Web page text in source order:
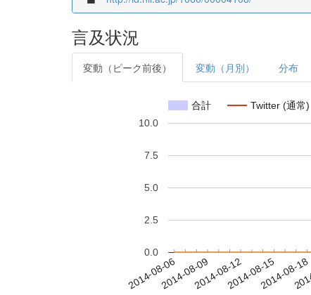
言及状況
変動（ピーク前後） 変動（月別） 分布
合計 Twitter (通常)
2014-08-062014-08-092014-08-122014-08-152014-08-18
0.0
2.5
5.0
7.5
10.0